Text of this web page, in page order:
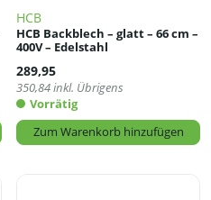
HCB
HCB Backblech – glatt – 66 cm –
400V – Edelstahl
289,95
350,84inkl. Übrigens
Vorrätig
Zum Warenkorb hinzufügen